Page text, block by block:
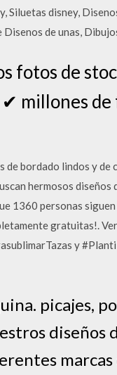
Siluetas disney,
de unas,
fotos de
millones de
bordado lindos y de
hermosos
1360 personas
gratuitas!.
y
picajes,
diseños